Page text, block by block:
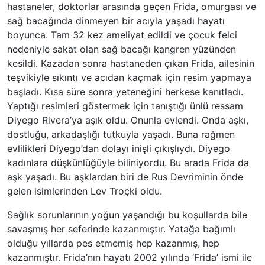
hastaneler, doktorlar arasında geçen Frida, omurgası ve
sağ bacağında dinmeyen bir acıyla yaşadı hayatı
boyunca. Tam 32 kez ameliyat edildi ve çocuk felci
nedeniyle sakat olan sağ bacağı kangren yüzünden
kesildi. Kazadan sonra hastaneden çıkan Frida, ailesinin
teşvikiyle sıkıntı ve acıdan kaçmak için resim yapmaya
başladı. Kısa süre sonra yeteneğini herkese kanıtladı.
Yaptığı resimleri göstermek için tanıştığı ünlü ressam
Diyego Rivera’ya aşık oldu. Onunla evlendi. Onda aşkı,
dostluğu, arkadaşlığı tutkuyla yaşadı. Buna rağmen
evlilikleri Diyego’dan dolayı inişli çıkışlıydı. Diyego
kadınlara düşkünlüğüyle biliniyordu. Bu arada Frida da
aşk yaşadı. Bu aşklardan biri de Rus Devriminin önde
gelen isimlerinden Lev Troçki oldu.
Sağlık sorunlarının yoğun yaşandığı bu koşullarda bile
savaşmış her seferinde kazanmıştır. Yatağa bağımlı
olduğu yıllarda pes etmemiş hep kazanmış, hep
kazanmıştır. Frida’nın hayatı 2002 yılında ‘Frida’ ismi ile